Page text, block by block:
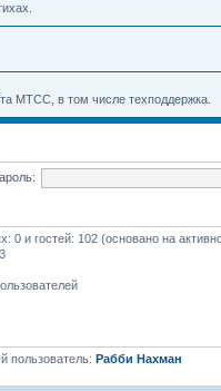
МТСС, в том числе техподдержка.
0 и гостей: 102 (основано на
пользователь: Рабби Нахман